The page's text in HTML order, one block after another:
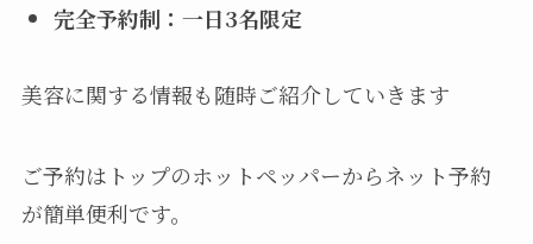
完全予約制：一日3名限定
美容に関する情報も随時ご紹介していきます
ご予約はトップのホットペッパーからネット予約
が簡単便利です。